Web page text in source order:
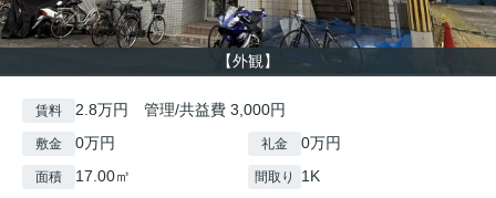
【外観】
賃料 2.8万円 管理/共益費 3,000円
敷金 0万円 礼金 0万円
面積 17.00㎡ 間取り 1K